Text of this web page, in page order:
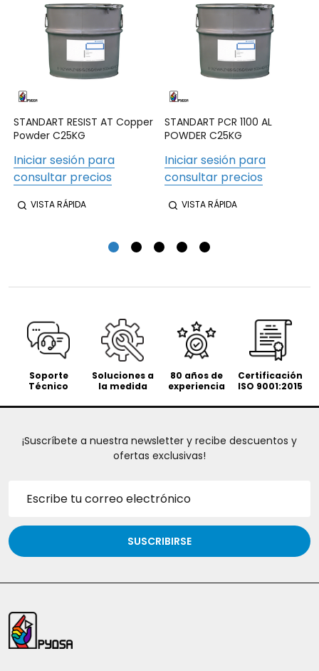
STANDART RESIST AT Copper
Powder C25KG
Iniciar sesión para
consultar precios
VISTA RÁPIDA
STANDART PCR 1100 AL
POWDER C25KG
Iniciar sesión para
consultar precios
VISTA RÁPIDA
Soporte
Técnico
Soluciones a
la medida
80 años de
experiencia
Certificación
ISO 9001:2015
¡Suscríbete a nuestra newsletter y recibe descuentos y
ofertas exclusivas!
correo
electrónico
SUSCRIBIRSE
Inicio
del